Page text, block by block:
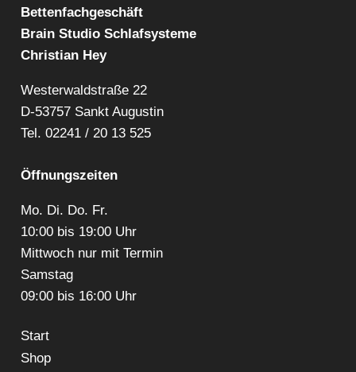
Bettenfachgeschäft
Brain Studio Schlafsysteme
Christian Hey
Westerwaldstraße 22
D-53757 Sankt Augustin
Tel. 02241 / 20 13 525
Öffnungszeiten
Mo. Di. Do. Fr.
10:00 bis 19:00 Uhr
Mittwoch nur mit Termin
Samstag
09:00 bis 16:00 Uhr
Start
Shop